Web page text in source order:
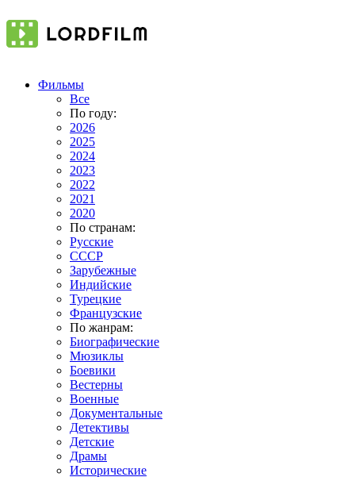
Фильмы
Все
По году:
2026
2025
2024
2023
2022
2021
2020
По странам:
Русские
СССР
Зарубежные
Индийские
Турецкие
Французские
По жанрам:
Биографические
Мюзиклы
Боевики
Вестерны
Военные
Документальные
Детективы
Детские
Драмы
Исторические